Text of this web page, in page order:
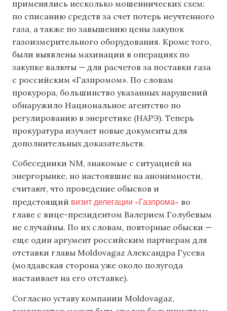
применялись несколько мошеннических схем:
по списанию средств за счет потерь неучтенного
газа, а также по завышению цены закупок
газоизмерительного оборудования. Кроме того,
были выявлены махинации в операциях по
закупке валюты — для расчетов за поставки газа
с российским «Газпромом». По словам
прокурора, большинство указанных нарушений
обнаружило Национальное агентство по
регулированию в энергетике (НАРЭ). Теперь
прокуратура изучает новые документы для
дополнительных доказательств.
Собеседники NM, знакомые с ситуацией на
энергорынке, но настоявшие на анонимности,
считают, что проведение обысков и
предстоящий визит делегации «Газпрома» во
главе с вице-президентом Валерием Голубевым
не случайны. По их словам, повторные обыски —
еще один аргумент российским партнерам для
отставки главы Moldovagaz Александра Гусева
(молдавская сторона уже около полугода
настаивает на его отставке).
Согласно уставу компании Moldovagaz,